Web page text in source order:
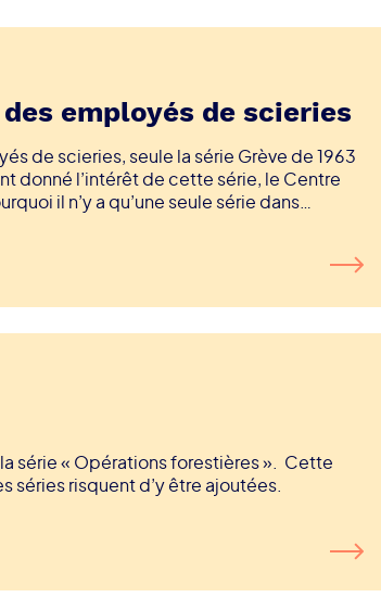
employés de scieries
de scieries, seule la série Grève de 1963
donné l’intérêt de cette série, le Centre
il n’y a qu’une seule série dans
série « Opérations forestières ». Cette
séries risquent d’y être ajoutées.